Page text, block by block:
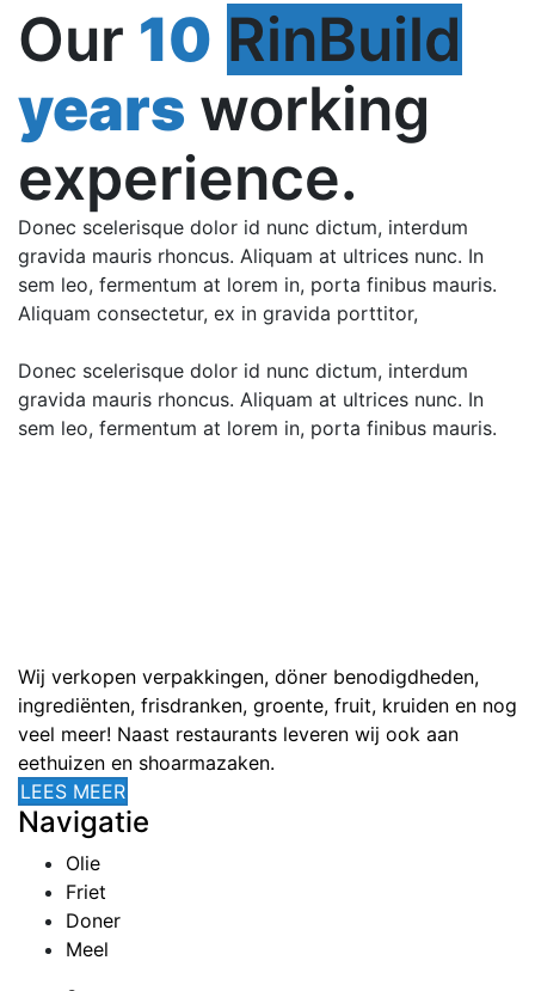
Our 10 RinBuild
years working
experience.
Donec scelerisque dolor id nunc dictum, interdum
gravida mauris rhoncus. Aliquam at ultrices nunc. In
sem leo, fermentum at lorem in, porta finibus mauris.
Aliquam consectetur, ex in gravida porttitor,
Donec scelerisque dolor id nunc dictum, interdum
gravida mauris rhoncus. Aliquam at ultrices nunc. In
sem leo, fermentum at lorem in, porta finibus mauris.
Wij verkopen verpakkingen, döner benodigdheden,
ingrediënten, frisdranken, groente, fruit, kruiden en nog
veel meer! Naast restaurants leveren wij ook aan
eethuizen en shoarmazaken.
LEES MEER
Navigatie
Olie
Friet
Doner
Meel